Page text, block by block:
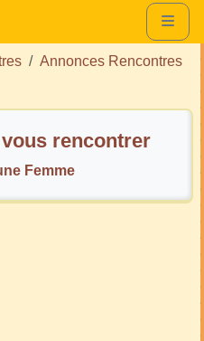
Annonces Rencontres
rencontrer
Femme